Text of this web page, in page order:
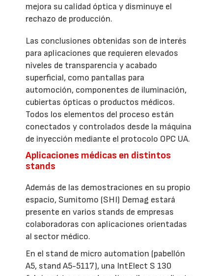
mejora su calidad óptica y disminuye el
rechazo de producción.
Las conclusiones obtenidas son de interés
para aplicaciones que requieren elevados
niveles de transparencia y acabado
superficial, como pantallas para
automoción, componentes de iluminación,
cubiertas ópticas o productos médicos.
Todos los elementos del proceso están
conectados y controlados desde la máquina
de inyección mediante el protocolo OPC UA.
Aplicaciones médicas en distintos
stands
Además de las demostraciones en su propio
espacio, Sumitomo (SHI) Demag estará
presente en varios stands de empresas
colaboradoras con aplicaciones orientadas
al sector médico.
En el stand de micro automation (pabellón
A5, stand A5-5117), una IntElect S 130